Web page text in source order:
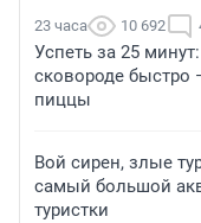
23 часа 10 692
Успеть за 25
сковороде быстро
пиццы
Вой сирен, злые
самый большой
туристки